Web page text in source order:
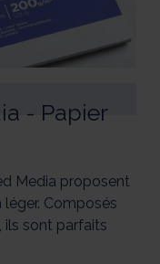
- Papier
Media proposent
léger. Composés
ils sont parfaits